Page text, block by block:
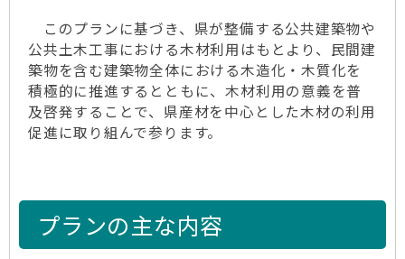
このプランに基づき、県が整備する公共建築物や
公共土木工事における木材利用はもとより、民間建
築物を含む建築物全体における木造化・木質化を
積極的に推進するとともに、木材利用の意義を普
及啓発することで、県産材を中心とした木材の利用
促進に取り組んで参ります。
プランの主な内容